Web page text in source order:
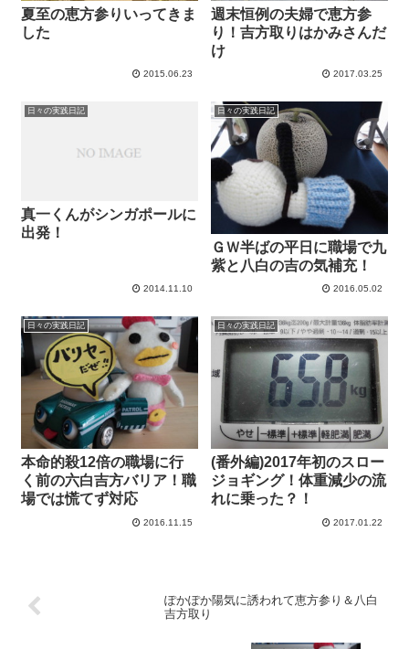
夏至の恵方参りいってきま
した
2015.06.23
週末恒例の夫婦で恵方参
り！吉方取りはかみさんだ
け
2017.03.25
日々の実践日記
真一くんがシンガポールに
出発！
2014.11.10
日々の実践日記
ＧＷ半ばの平日に職場で九
紫と八白の吉の気補充！
2016.05.02
日々の実践日記
本命的殺12倍の職場に行
く前の六白吉方バリア！職
場では慌てず対応
2016.11.15
日々の実践日記
(番外編)2017年初のスロー
ジョギング！体重減少の流
れに乗った？！
2017.01.22
ぽかぽか陽気に誘われて恵方参り＆八白
吉方取り